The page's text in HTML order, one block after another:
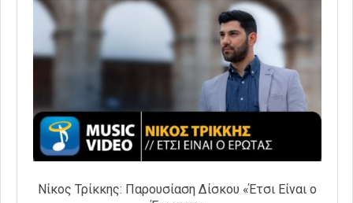
Νίκος Τρίκκης: Παρουσίαση Δίσκου «Έτσι Είναι ο